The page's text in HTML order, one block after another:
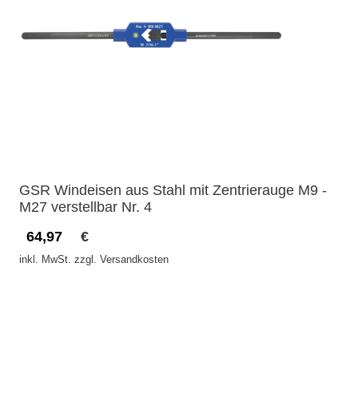
GSR Windeisen aus Stahl mit Zentrierauge M9 -
M27 verstellbar Nr. 4
64,97
€
inkl. MwSt. zzgl. Versandkosten